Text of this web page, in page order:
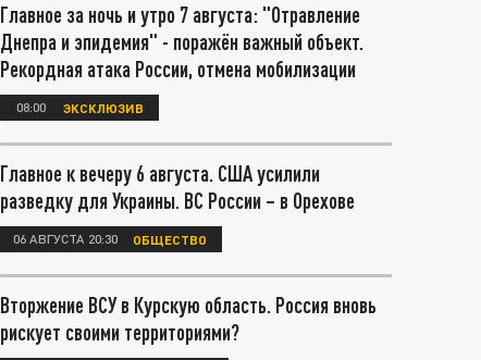
Главное за ночь и утро 7 августа: "Отравление
Днепра и эпидемия" - поражён важный объект.
Рекордная атака России, отмена мобилизации
08:00 ЭКСКЛЮЗИВ
Главное к вечеру 6 августа. США усилили
разведку для Украины. ВС России – в Орехове
06 АВГУСТА 20:30 ОБЩЕСТВО
Вторжение ВСУ в Курскую область. Россия вновь
рискует своими территориями?